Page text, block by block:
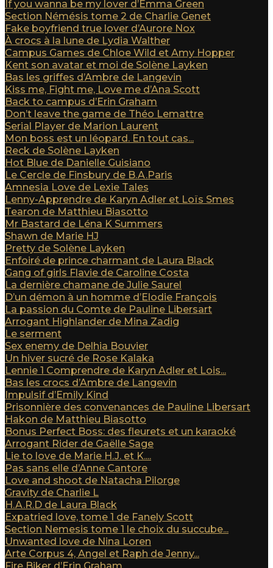
If you wanna be my lover d’Emma Green
Section Némésis tome 2 de Charlie Genet
Fake boyfriend true lover d’Aurore Nox
À crocs à la lune de Lydia Walther
Campus Games de Chloe Wild et Amy Hopper
Kent son avatar et moi de Solène Layken
Bas les griffes d’Ambre de Langevin
Kiss me, Fight me, Love me d’Ana Scott
Back to campus d’Erin Graham
Don’t leave the game de Théo Lemattre
Serial Player de Marion Laurent
Mon boss est un léopard. En tout cas...
Reck de Solène Layken
Hot Blue de Danielle Guisiano
Le Cercle de Finsbury de B.A.Paris
Amnesia Love de Lexie Tales
Lenny-Apprendre de Karyn Adler et Loïs Smes
Tearon de Matthieu Biasotto
Mr Bastard de Léna K Summers
Shawn de Marie HJ
Pretty de Solène Layken
Enfoiré de prince charmant de Laura Black
Gang of girls Flavie de Caroline Costa
La dernière chamane de Julie Saurel
D’un démon à un homme d’Elodie François
La passion du Comte de Pauline Libersart
Arrogant Highlander de Mina Zadig
Le serment
Sex enemy de Delhia Bouvier
Un hiver sucré de Rose Kalaka
Lennie 1 Comprendre de Karyn Adler et Lois...
Bas les crocs d’Ambre de Langevin
Impulsif d’Emily Kind
Prisonnière des convenances de Pauline Libersart
Hakon de Matthieu Biasotto
Bonus Perfect Boss: des fleurets et un karaoké
Arrogant Rider de Gaëlle Sage
Lie to love de Marie H.J. et K....
Pas sans elle d’Anne Cantore
Love and shoot de Natacha Pilorge
Gravity de Charlie L
H.A.R.D de Laura Black
Expatried love, tome 1 de Fanely Scott
Section Nemesis tome 1 le choix du succube...
Unwanted love de Nina Loren
Arte Corpus 4, Angel et Raph de Jenny...